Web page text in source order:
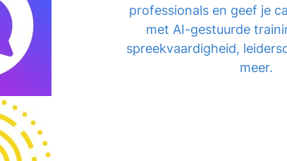
professionals en geef je
met AI-gestuurde
spreekvaardigheid,
meer.